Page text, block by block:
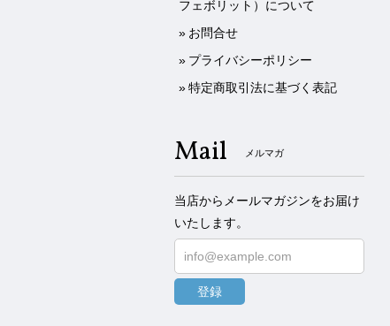
フェボリット）について
お問合せ
プライバシーポリシー
特定商取引法に基づく表記
Mail メルマガ
当店からメールマガジンをお届け
いたします。
登録